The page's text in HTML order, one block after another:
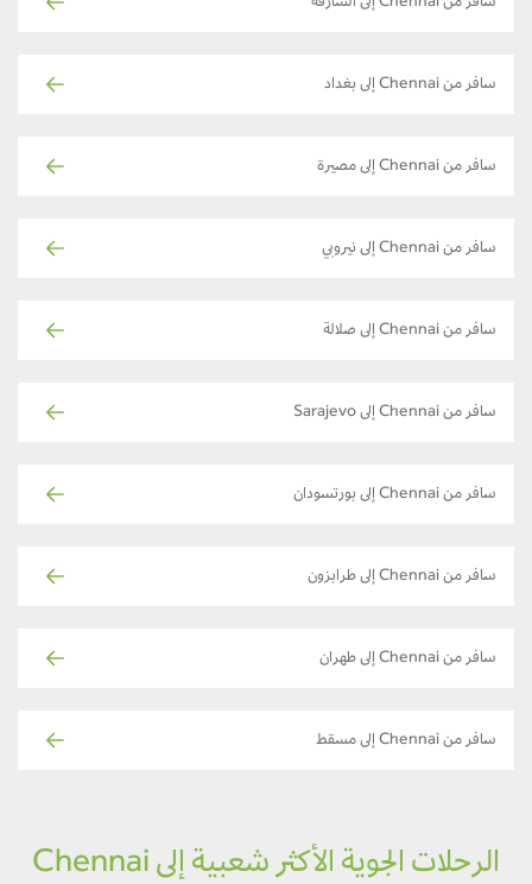
سافر من Chennai إلى الشارقة
سافر من Chennai إلى بغداد
سافر من Chennai إلى مصيرة
سافر من Chennai إلى نيروبي
سافر من Chennai إلى صلالة
سافر من Chennai إلى Sarajevo
سافر من Chennai إلى بورتسودان
سافر من Chennai إلى طرابزون
سافر من Chennai إلى طهران
سافر من Chennai إلى مسقط
الرحلات الجوية الأكثر شعبية إلى Chennai